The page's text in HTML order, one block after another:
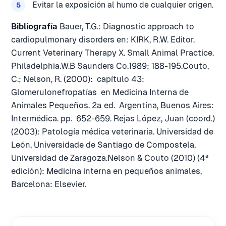
Evitar la exposición al humo de cualquier origen.
Bibliografía Bauer, T.G.: Diagnostic approach to
cardiopulmonary disorders en: KIRK, R.W. Editor.
Current Veterinary Therapy X. Small Animal Practice.
Philadelphia.W.B Saunders Co.1989; 188-195.Couto,
C.; Nelson, R. (2000): capítulo 43:
Glomerulonefropatías en Medicina Interna de
Animales Pequeños. 2ª ed. Argentina, Buenos Aires:
Intermédica. pp. 652-659. Rejas López, Juan (coord.)
(2003): Patología médica veterinaria. Universidad de
León, Universidade de Santiago de Compostela,
Universidad de Zaragoza.Nelson & Couto (2010) (4ᵃ
edición): Medicina interna en pequeños animales,
Barcelona: Elsevier.